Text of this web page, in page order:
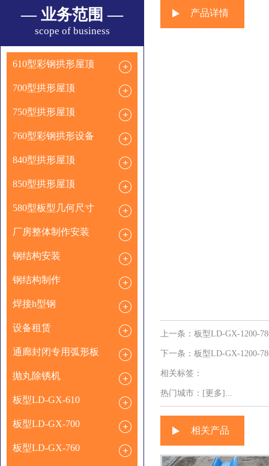
— 业务范围 —
scope of business
610型彩钢拱形屋顶
700型拱形屋顶
750型拱形屋顶
760型彩钢拱形设备
840型拱形屋顶
850型拱形屋顶
580型板型几何尺寸
厂房整体制作安装
钢结构安装
钢结构制作
焊接h型钢
设备租赁
通廊封闭专用弧形板
抛丸除锈机
板型LD-GX-610
板型LD-GX-700
板型LD-GX-760
产品详情
上一条： 板型LD-GX-1200-
下一条： 板型LD-GX-1200-
相关标签：
热门城市： [更多]...
相关产品